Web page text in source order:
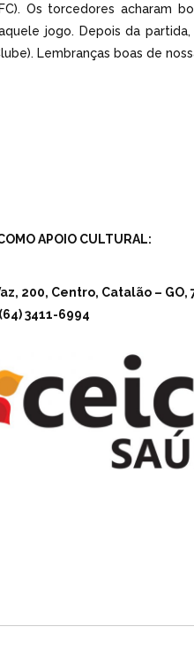
Os torcedores acharam
jogo. Depois da
Lembranças boas de
APOIO CULTURAL:
200, Centro, Catalão – GO,
(64) 3411-6994